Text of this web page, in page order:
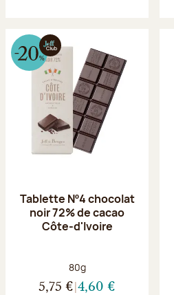
Tablette Nº4 chocolat
noir 72% de cacao
Côte-d'Ivoire
Poids net :
80g
5,75 € 4,60 €